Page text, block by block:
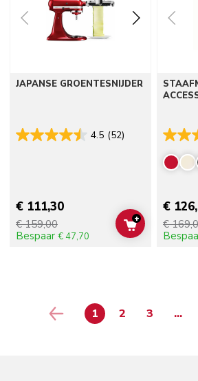
JAPANSE GROENTESNIJDER
4.5 (52)
€ 111,30
€ 159,00
Bespaar € 47,70
ADD TO
+
€
€
PAGE
1 PAGE
2 PAGE
3 page 4
page 5
page 6
page 7
page 8
page 9
page 10
page 11
page 12
page 13
...